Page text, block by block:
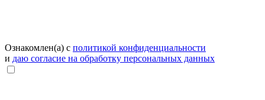
Ознакомлен(а) с политикой конфиденциальности
и даю согласие на обработку персональных данных